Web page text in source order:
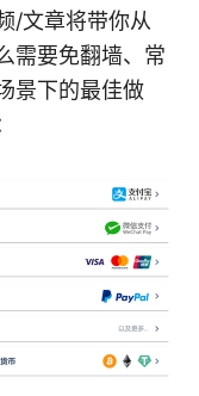
/文章将带你从
需要免翻墙、常
景下的最佳做